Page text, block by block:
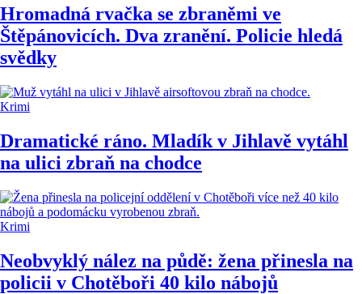
Hromadná rvačka se zbraněmi ve
Štěpánovicích. Dva zranění. Policie hledá
svědky
Krimi
Dramatické ráno. Mladík v Jihlavě vytáhl
na ulici zbraň na chodce
Krimi
Neobvyklý nález na půdě: žena přinesla na
policii v Chotěboři 40 kilo nábojů